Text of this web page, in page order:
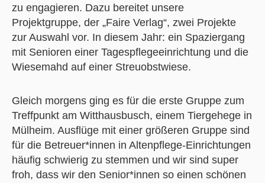
zu engagieren. Dazu bereitet unsere
Projektgruppe, der „Faire Verlag“, zwei Projekte
zur Auswahl vor. In diesem Jahr: ein Spaziergang
mit Senioren einer Tagespflegeeinrichtung und die
Wiesemahd auf einer Streuobstwiese.
Gleich morgens ging es für die erste Gruppe zum
Treffpunkt am Witthausbusch, einem Tiergehege in
Mülheim. Ausflüge mit einer größeren Gruppe sind
für die Betreuer*innen in Altenpflege-Einrichtungen
häufig schwierig zu stemmen und wir sind super
froh, dass wir den Senior*innen so einen schönen